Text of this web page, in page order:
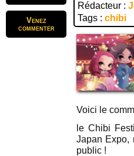
Venez
commenter
Rédacteur :
Tags : chibi
Voici le
le Chibi
Japan Expo,
public !